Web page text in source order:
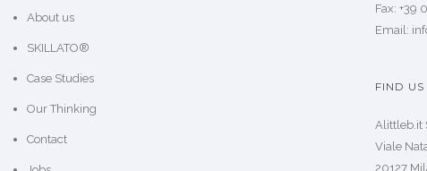
About us
SKILLATO®
Case Studies
Our Thinking
Contact
Fax: +39
Email:
FIND US
Alittleb.it
Viale
20127